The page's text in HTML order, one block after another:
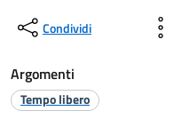
Condividi
Argomenti
Tempo libero